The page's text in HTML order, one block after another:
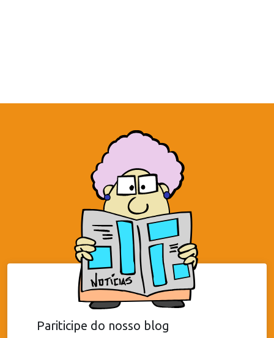
Pariticipe do nosso blog